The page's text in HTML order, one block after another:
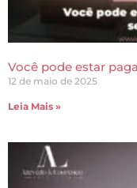
Você pode estar
12 de maio de 2025
Leia Mais »